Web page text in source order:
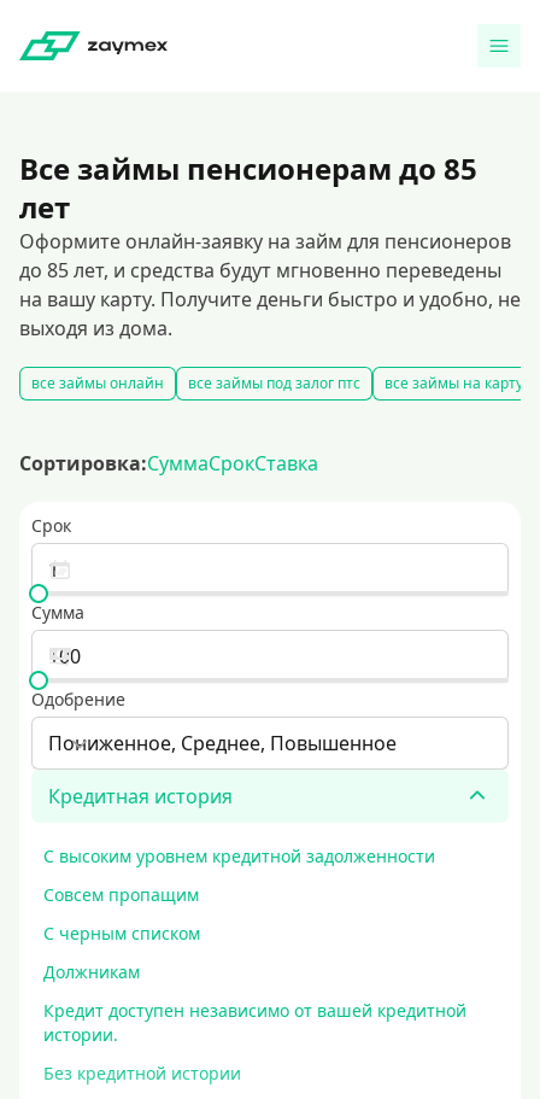
Все займы пенсионерам до 85
лет
Оформите онлайн-заявку на займ для пенсионеров
до 85 лет, и средства будут мгновенно переведены
на вашу карту. Получите деньги быстро и удобно, не
выходя из дома.
все займы онлайн все займы под залог птс все займы на карту
Сортировка:СуммаСрокСтавка
Срок
Сумма
Одобрение
Пониженное, Среднее, Повышенное
Кредитная история
С высоким уровнем кредитной задолженности
Совсем пропащим
С черным списком
Должникам
Кредит доступен независимо от вашей кредитной
истории.
Без кредитной истории